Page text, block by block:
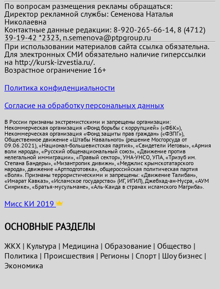
По вопросам размещения рекламы обращаться:
Директор рекламной службы: Семенова Наталья
Николаевна
Контактные данные редакции: 8-920-265-66-14, 8 (4712)
39-19-42 *2323, n.semenova@ptpgroup.ru
При использовании материалов сайта ссылка обязательна.
Для электронных СМИ обязательно наличие гиперссылки
на http://kursk-izvestia.ru/.
Возрастное ограничение 16+
Политика конфиденциальности
Согласие на обработку персональных данных
В России признаны экстремистскими и запрещены организации:
Некоммерческая организация «Фонд борьбы с коррупцией» («ФБК»),
Некоммерческая организация «Фонд защиты прав граждан» («ФЗПГ»),
Общественное движение «Штабы Навального» (решение Мосгорсуда от
09.06.2021), «Национал-большевистская партия», «Свидетели Иеговы», «Армия
воли народа», «Русский общенациональный союз», «Движение против
нелегальной иммиграции», «Правый сектор», УНА-УНСО, УПА, «Тризуб им.
Степана Бандеры», «Мизантропик дивижн», «Меджлис крымскотатарского
народа», движение «Артподготовка», общероссийская политическая партия
«Воля». Признаны террористическими и запрещены: «Движение Талибан»,
«Имарат Кавказ», «Исламское государство» (ИГ, ИГИЛ), Джебхад-ан-Нусра, «АУМ
Синрике», «Братья-мусульмане», «Аль-Каида в странах исламского Магриба».
Мисс КИ 2019
ОСНОВНЫЕ РАЗДЕЛЫ
ЖКХ | Культура | Медицина | Образование| Общество |
Политика | Проиcшествия | Регионы | Спорт| Шоу бизнес|
Экономика